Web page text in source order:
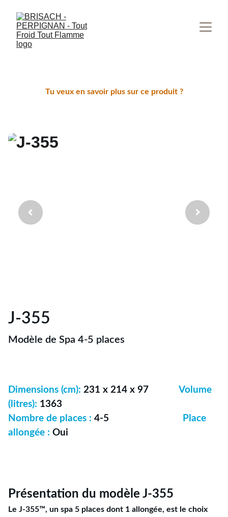
Tu veux en savoir plus sur ce produit ?
J-355
Modèle de Spa 4-5 places
Dimensions (cm): 231 x 214 x 97 Volume
(litres): 1363
Nombre de places : 4-5
Place
allongée : Oui
Présentation du modèle J-355
Le J-355™, un spa 5 places dont 1 allongée, est le choix